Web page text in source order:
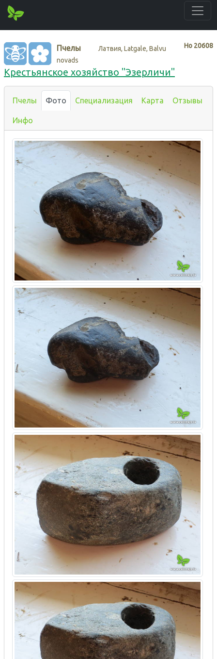
Нo 20608
Пчелы
Латвия, Latgale, Balvu
novads
Крестьянское хозяйство "Эзерличи"
Пчелы Фото Специализация Карта Отзывы
Инфо